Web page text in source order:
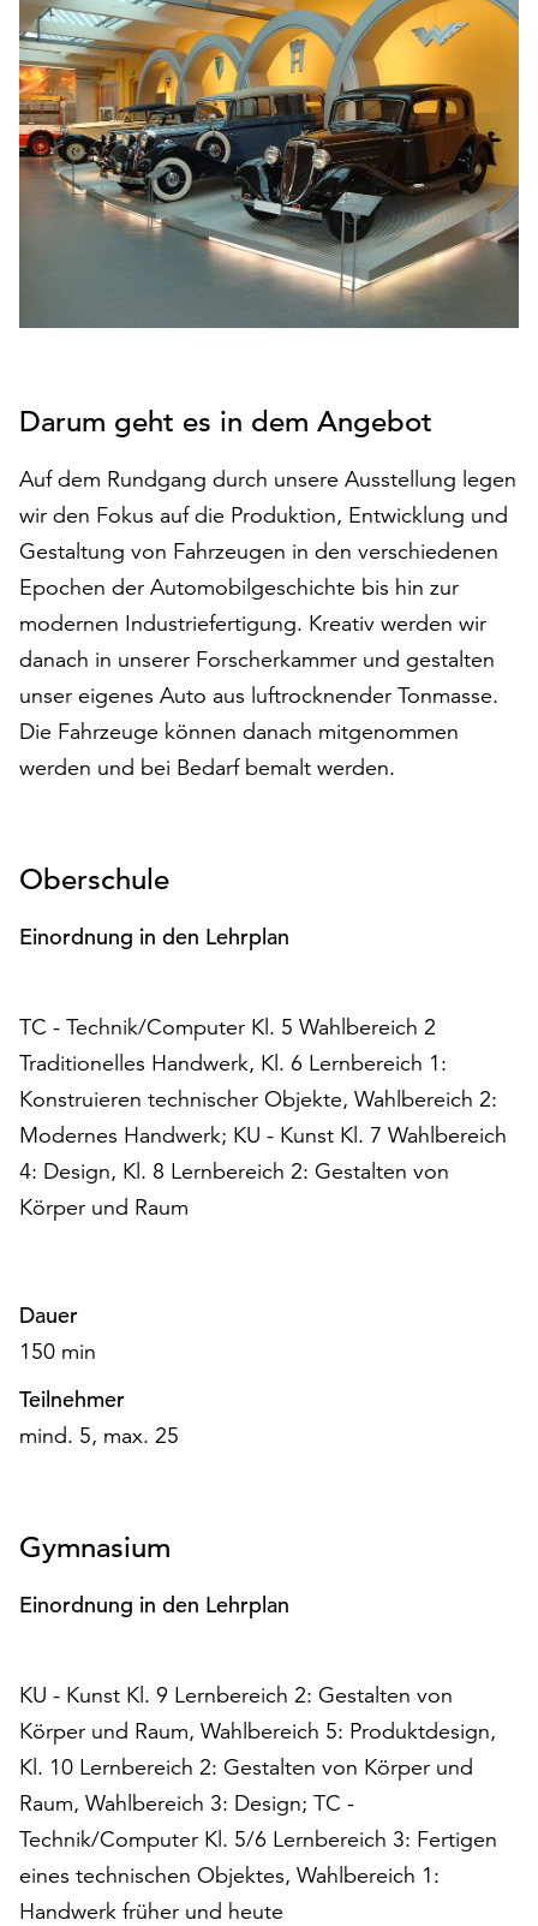
den
Betrieb
der
Seite
notwendig
sind
(funktionale
Cookies),
lediglich
Statistikzwecken
genutzt
Klicken
auf
„Alle
akzeptieren“,
um
alle
Cookies
zu
akzeptieren.
Sie
Einverständnis
jederzeit
ändern
und
steht
Ihnen
am
Ende
der
Seite
die
Schaltfläche
zur
Verfügung.
Funktionale
Cookies
werden
auch
Einverständnis
weiterhin
die
Cookies
anpassen,
erreichen
Sie
die
Einstellungen
über
Darum geht es in dem Angebot
Auf dem Rundgang durch unsere Ausstellung legen
wir den Fokus auf die Produktion, Entwicklung und
Gestaltung von Fahrzeugen in den verschiedenen
Epochen der Automobilgeschichte bis hin zur
modernen Industriefertigung. Kreativ werden wir
danach in unserer Forscherkammer und gestalten
unser eigenes Auto aus luftrocknender Tonmasse.
Die Fahrzeuge können danach mitgenommen
werden und bei Bedarf bemalt werden.
Oberschule
Einordnung in den Lehrplan
TC - Technik/Computer Kl. 5 Wahlbereich 2
Traditionelles Handwerk, Kl. 6 Lernbereich 1:
Konstruieren technischer Objekte, Wahlbereich 2:
Modernes Handwerk; KU - Kunst Kl. 7 Wahlbereich
4: Design, Kl. 8 Lernbereich 2: Gestalten von
Körper und Raum
Dauer
150 min
Teilnehmer
mind. 5, max. 25
Gymnasium
Einordnung in den Lehrplan
KU - Kunst Kl. 9 Lernbereich 2: Gestalten von
Körper und Raum, Wahlbereich 5: Produktdesign,
Kl. 10 Lernbereich 2: Gestalten von Körper und
Raum, Wahlbereich 3: Design; TC -
Technik/Computer Kl. 5/6 Lernbereich 3: Fertigen
eines technischen Objektes, Wahlbereich 1:
Handwerk früher und heute